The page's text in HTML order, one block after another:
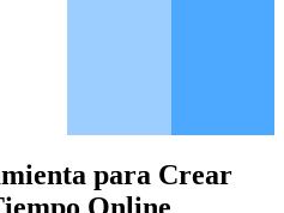
para Crear